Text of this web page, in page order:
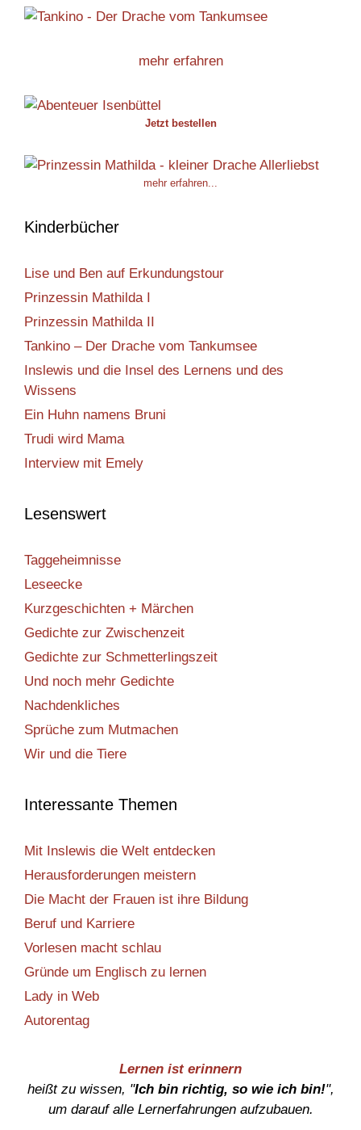
mehr erfahren
Jetzt bestellen
mehr erfahren...
Kinderbücher
Lise und Ben auf Erkundungstour
Prinzessin Mathilda I
Prinzessin Mathilda II
Tankino – Der Drache vom Tankumsee
Inslewis und die Insel des Lernens und des
Wissens
Ein Huhn namens Bruni
Trudi wird Mama
Interview mit Emely
Lesenswert
Taggeheimnisse
Leseecke
Kurzgeschichten + Märchen
Gedichte zur Zwischenzeit
Gedichte zur Schmetterlingszeit
Und noch mehr Gedichte
Nachdenkliches
Sprüche zum Mutmachen
Wir und die Tiere
Interessante Themen
Mit Inslewis die Welt entdecken
Herausforderungen meistern
Die Macht der Frauen ist ihre Bildung
Beruf und Karriere
Vorlesen macht schlau
Gründe um Englisch zu lernen
Lady in Web
Autorentag
Lernen ist erinnern
heißt zu wissen, "Ich bin richtig, so wie ich bin!",
um darauf alle Lernerfahrungen aufzubauen.